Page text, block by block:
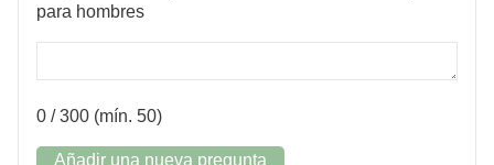
para hombres
0 / 300 (mín. 50)
Añadir una nueva pregunta